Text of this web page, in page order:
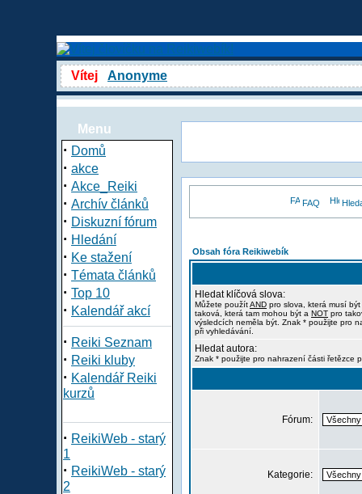
Vítej Anonyme
Menu
· Domů
· akce
· Akce_Reiki
· Archív článků
· Diskuzní fórum
· Hledání
· Ke stažení
· Témata článků
· Top 10
· Kalendář akcí
· Reiki Seznam
· Reiki kluby
· Kalendář Reiki
kurzů
· ReikiWeb - starý
1
· ReikiWeb - starý
2
FAQ
Obsah fóra Reikiwebík
Hledat klíčová slova:
Můžete použítAND pro slova, která musí
taková, která tam mohou být a NOT pro
výsledcích neměla být. Znak * použijte pro
při vyhledávání.
Hledat autora:
Znak * použijte pro nahrazení části řetězce
Fórum:
Kategorie: